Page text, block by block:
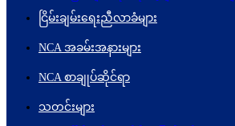
ငြိမ်းချမ်းရေးညီလာခံများ
NCA အခမ်းအနားများ
NCA စာချုပ်ဆိုင်ရာ
သတင်းများ